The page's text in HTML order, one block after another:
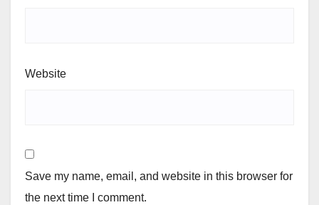
Website
Save my name, email, and website in this browser for
the next time I comment.